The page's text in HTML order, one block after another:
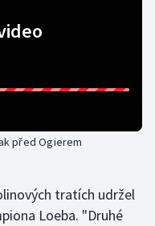
před Ogierem
tratích udržel
Loeba. "Druhé